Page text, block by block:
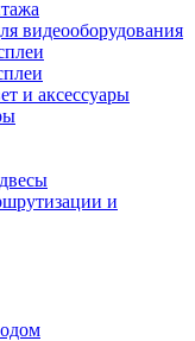
видеооборудования
и аксессуары
и